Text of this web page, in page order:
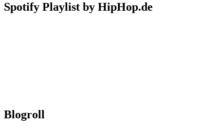
Spotify Playlist by HipHop.de
Blogroll